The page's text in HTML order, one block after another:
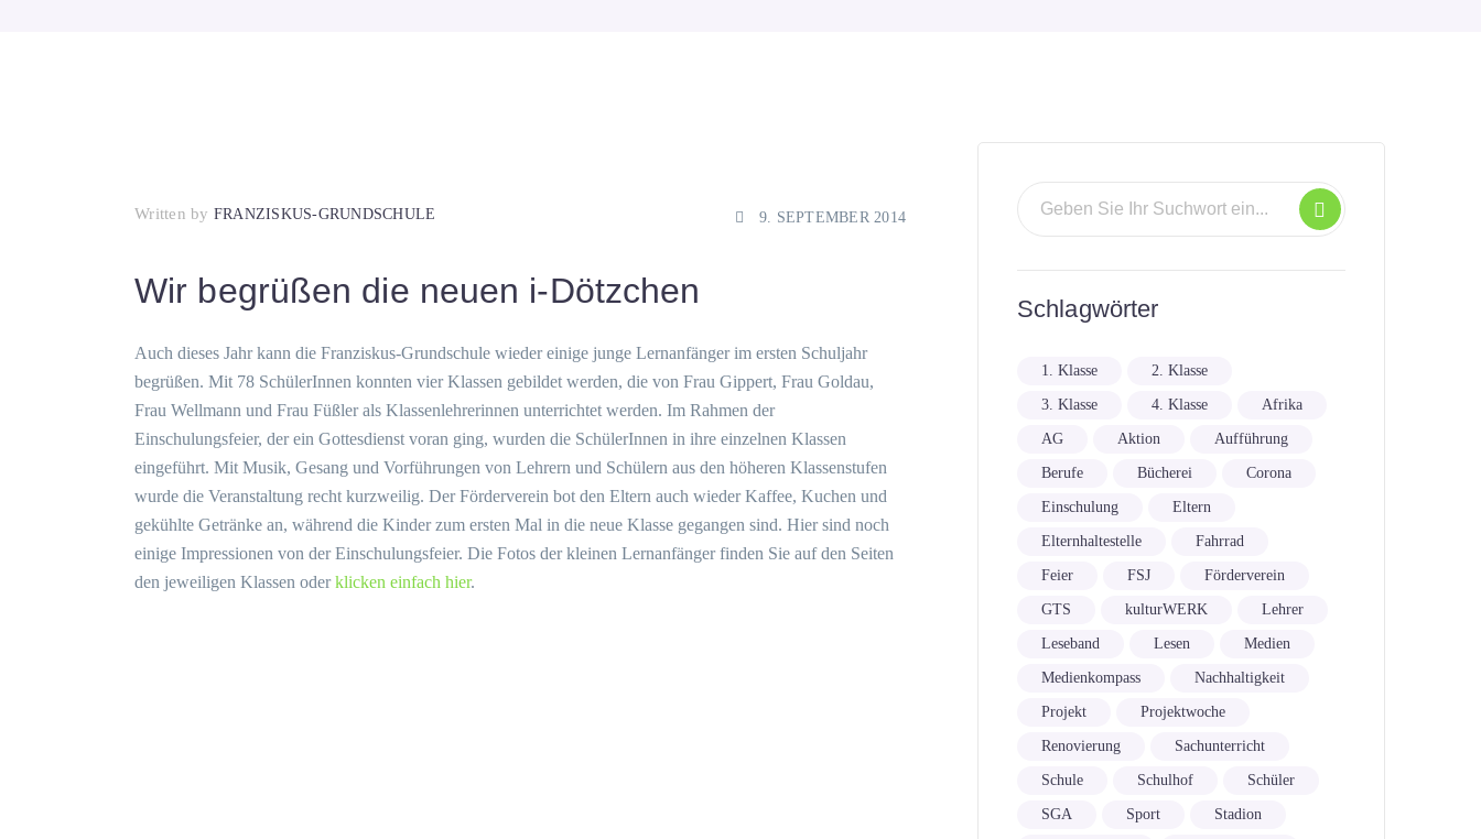
Written by FRANZISKUS-GRUNDSCHULE 9. SEPTEMBER 2014
Wir begrüßen die neuen i-Dötzchen
Auch dieses Jahr kann die Franziskus-Grundschule wieder einige junge Lernanfänger im ersten Schuljahr
begrüßen. Mit 78 SchülerInnen konnten vier Klassen gebildet werden, die von Frau Gippert, Frau Goldau,
Frau Wellmann und Frau Füßler als Klassenlehrerinnen unterrichtet werden. Im Rahmen der
Einschulungsfeier, der ein Gottesdienst voran ging, wurden die SchülerInnen in ihre einzelnen Klassen
eingeführt. Mit Musik, Gesang und Vorführungen von Lehrern und Schülern aus den höheren Klassenstufen
wurde die Veranstaltung recht kurzweilig. Der Förderverein bot den Eltern auch wieder Kaffee, Kuchen und
gekühlte Getränke an, während die Kinder zum ersten Mal in die neue Klasse gegangen sind. Hier sind noch
einige Impressionen von der Einschulungsfeier. Die Fotos der kleinen Lernanfänger finden Sie auf den Seiten
den jeweiligen Klassen oderklicken einfach hier.
Schlagwörter
1. Klasse 2. Klasse
3. Klasse 4. Klasse Afrika
AG Aktion Aufführung
Berufe Bücherei Corona
Einschulung Eltern
Elternhaltestelle Fahrrad
Feier FSJ Förderverein
GTS kulturWERK Lehrer
Leseband Lesen Medien
Medienkompass Nachhaltigkeit
Projekt Projektwoche
Renovierung Sachunterricht
Schule Schulhof Schüler
SGA Sport Stadion